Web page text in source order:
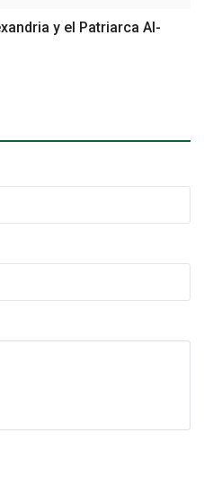
y el Patriarca Al-